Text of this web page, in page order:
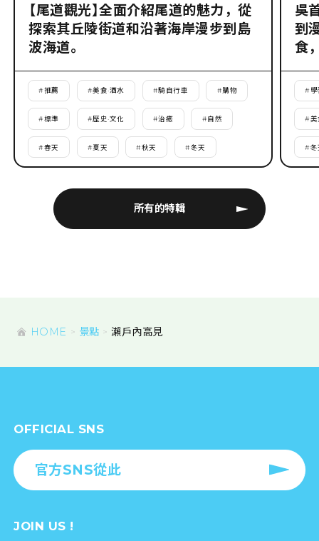
所有的特輯
【尾道觀光】全面介紹尾道的魅力，從
探索其丘陵街道和沿著海岸漫步到島
波海道。
#推薦 #美食·酒水 #騎自行車 #購物
#標準 #歷史·文化 #治癒 #自然
#春天 #夏天 #秋天 #冬天
吳
到
食
# 學
#美
#冬
HOME 景點 瀨戶內高見
OFFICIAL SNS
官方SNS從此
JOIN US !